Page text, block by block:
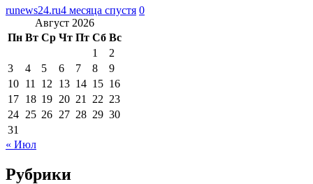
runews24.ru4 месяца спустя 0
Август 2026
Пн Вт Ср Чт Пт Сб Вс
1
2
3
4 5 6 7 8
9
10 11 12 13 14 15 16
17 18 19 20 21 22 23
24 25 26 27 28 29 30
31
« Июл
Рубрики